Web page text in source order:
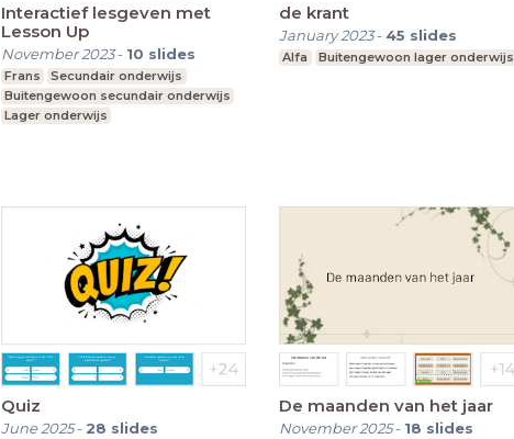
Interactief lesgeven met
Lesson Up
November 2023- 10 slides
Frans
Secundair onderwijs
Buitengewoon secundair onderwijs
Lager onderwijs
de krant
January 2023- 45 slides
Alfa Buitengewoon lager onderwijs
Quiz
June 2025- 28 slides
De maanden van het jaar
November 2025- 18 slides